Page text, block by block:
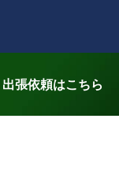
出張依頼はこちら